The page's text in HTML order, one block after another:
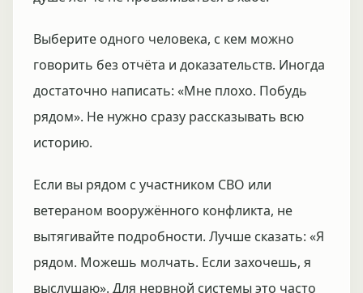
Выберите одного человека, с кем можно
говорить без отчёта и доказательств. Иногда
достаточно написать: «Мне плохо. Побудь
рядом». Не нужно сразу рассказывать всю
историю.
Если вы рядом с участником СВО или
ветераном вооружённого конфликта, не
вытягивайте подробности. Лучше сказать: «Я
рядом. Можешь молчать. Если захочешь, я
выслушаю». Для нервной системы это часто